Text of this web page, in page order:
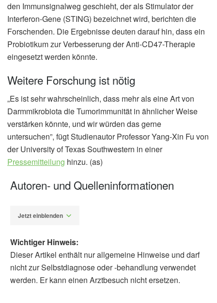
den Immunsignalweg geschieht, der als Stimulator der
Interferon-Gene (STING) bezeichnet wird, berichten die
Forschenden. Die Ergebnisse deuten darauf hin, dass ein
Probiotikum zur Verbesserung der Anti-CD47-Therapie
eingesetzt werden könnte.
Weitere Forschung ist nötig
„Es ist sehr wahrscheinlich, dass mehr als eine Art von
Darmmikrobiota die Tumorimmunität in ähnlicher Weise
verstärken könnte, und wir würden das gerne
untersuchen”, fügt Studienautor Professor Yang-Xin Fu von
der University of Texas Southwestern in einer
Pressemitteilung hinzu. (as)
Autoren- und Quelleninformationen
Jetzt einblenden
Wichtiger Hinweis:
Dieser Artikel enthält nur allgemeine Hinweise und darf
nicht zur Selbstdiagnose oder -behandlung verwendet
werden. Er kann einen Arztbesuch nicht ersetzen.